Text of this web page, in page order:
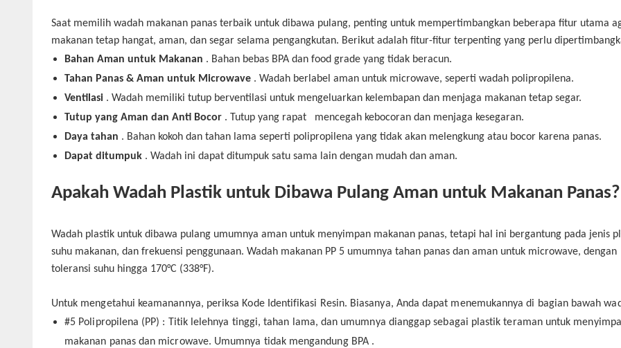
Saat memilih wadah makanan panas terbaik untuk dibawa pulang, penting untuk mempertimbangkan beberapa fitur utama
makanan tetap hangat, aman, dan segar selama pengangkutan. Berikut adalah fitur-fitur terpenting yang perlu
Bahan Aman untuk Makanan . Bahan bebas BPA dan food grade yang tidak beracun.
Tahan Panas & Aman untuk Microwave . Wadah berlabel aman untuk microwave, seperti wadah polipropilena.
Ventilasi . Wadah memiliki tutup berventilasi untuk mengeluarkan kelembapan dan menjaga makanan tetap segar.
Tutup yang Aman dan Anti Bocor . Tutup yang rapat
mencegah kebocoran dan menjaga kesegaran.
Daya tahan . Bahan kokoh dan tahan lama seperti polipropilena yang tidak akan melengkung atau bocor karena panas.
Dapat ditumpuk . Wadah ini dapat ditumpuk satu sama lain dengan mudah dan aman.
Apakah Wadah Plastik untuk Dibawa Pulang Aman untuk Makanan Panas?
Wadah plastik untuk dibawa pulang umumnya aman untuk menyimpan makanan panas, tetapi hal ini bergantung pada jenis
suhu makanan, dan frekuensi penggunaan. Wadah makanan PP 5 umumnya tahan panas dan aman untuk microwave, dengan
toleransi suhu hingga 170°C (338°F).
Untuk mengetahui keamanannya, periksa Kode Identifikasi Resin. Biasanya, Anda dapat menemukannya di bagian bawah
#5 Polipropilena (PP) : Titik lelehnya tinggi, tahan lama, dan umumnya dianggap sebagai plastik teraman untuk
makanan panas dan microwave. Umumnya tidak mengandung BPA .